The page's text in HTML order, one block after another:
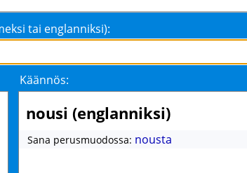
tai englanniksi):
Käännös:
nousi (englanniksi)
Sana perusmuodossa: nousta